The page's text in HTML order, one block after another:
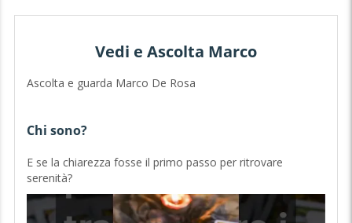
Vedi e Ascolta Marco
Ascolta e guarda Marco De Rosa
Chi sono?
E se la chiarezza fosse il primo passo per ritrovare
serenità?